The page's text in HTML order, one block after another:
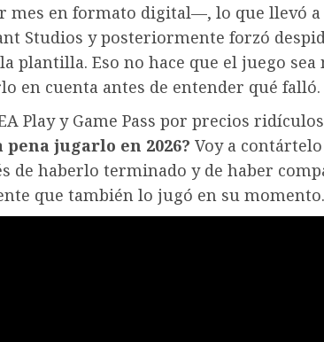
mes en formato digital—, lo que llevó a
Studios y posteriormente forzó
plantilla. Eso no hace que el juego
en cuenta antes de entender qué falló.
Play y Game Pass por precios
pena jugarlo en 2026? Voy a
de haberlo terminado y de haber
que también lo jugó en su momento.